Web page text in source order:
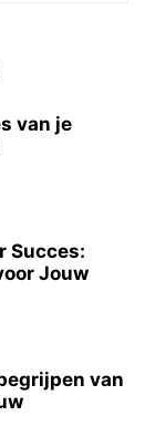
van je
Succes:
Jouw
van